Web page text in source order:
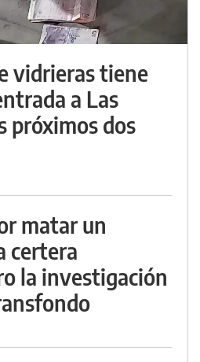
vidrieras tiene
a Las
próximos dos
matar un
certera
la investigación